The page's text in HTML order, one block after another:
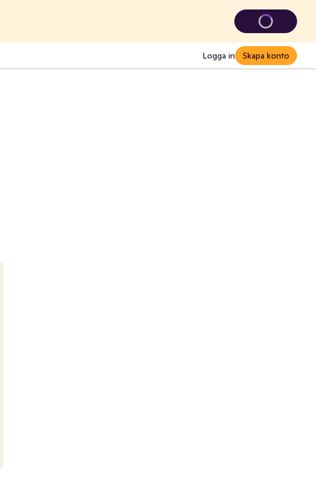
Logga in Skapa konto